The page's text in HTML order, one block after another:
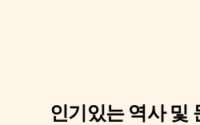
인기있는 역사 및